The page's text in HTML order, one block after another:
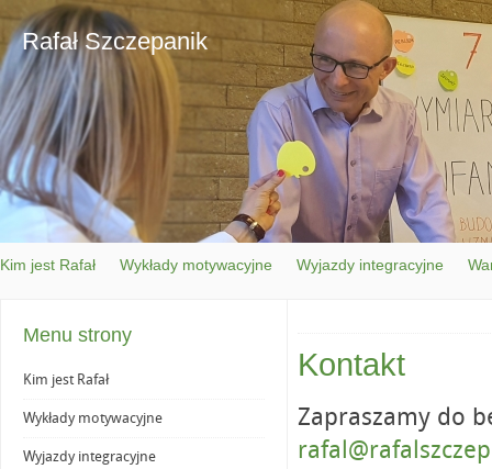
Rafał Szczepanik
Kim jest Rafał Wykłady motywacyjne Wyjazdy integracyjne
Menu strony
Kim jest Rafał
Wykłady motywacyjne
Wyjazdy integracyjne
Kontakt
Zapraszamy do